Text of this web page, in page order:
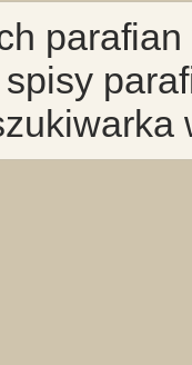
spisy